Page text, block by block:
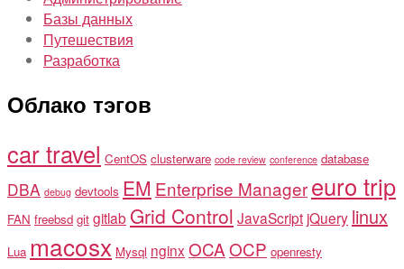
Базы данных
Путешествия
Разработка
Облако тэгов
car travel CentOS clusterware code review conference database
DBA debug devtools EM Enterprise Managereuro trip
FAN freebsd git gitlab Grid Control JavaScript jQuery linux
Lua macosx Mysql nginx OCAOCP openresty